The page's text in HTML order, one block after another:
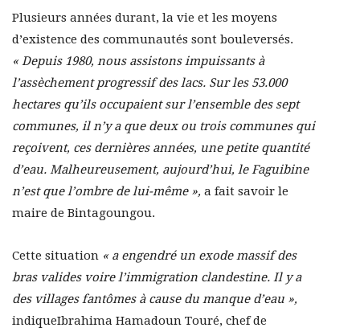
Plusieurs années durant, la vie et les moyens
d’existence des communautés sont bouleversés.
« Depuis 1980, nous assistons impuissants à
l’assèchement progressif des lacs. Sur les 53.000
hectares qu’ils occupaient sur l’ensemble des sept
communes, il n’y a que deux ou trois communes qui
reçoivent, ces dernières années, une petite quantité
d’eau. Malheureusement, aujourd’hui, le Faguibine
n’est que l’ombre de lui-même », a fait savoir le
maire de Bintagoungou.
Cette situation « a engendré un exode massif des
bras valides voire l’immigration clandestine. Il y a
des villages fantômes à cause du manque d’eau »,
indiqueIbrahima Hamadoun Touré, chef de